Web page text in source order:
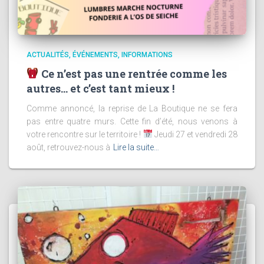
ACTUALITÉS ÉVÉNEMENTS INFORMATIONS
Ce n’est pas une rentrée comme les
autres… et c’est tant mieux !
Comme annoncé, la reprise de La Boutique ne se fera
pas entre quatre murs. Cette fin d’été, nous venons à
votre rencontre sur le territoire !
Jeudi 27 et vendredi 28
août, retrouvez-nous à
Lire la suite…